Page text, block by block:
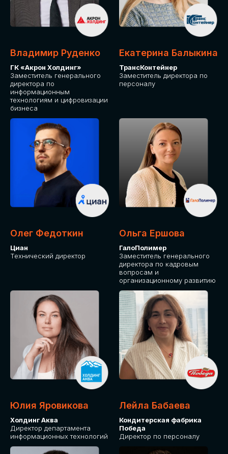
Владимир Руденко
ГК «Акрон Холдинг»
Заместитель генерального
директора по
информационным
технологиям и цифровизации
бизнеса
Екатерина Балыкина
ТрансКонтейнер
Заместитель директора по
персоналу
Олег Федоткин
Циан
Технический директор
Ольга Ершова
ГалоПолимер
Заместитель генерального
директора по кадровым
вопросам и
организационному развитию
Юлия Яровикова
Холдинг Аква
Директор департамента
информационных технологий
Лейла Бабаева
Кондитерская фабрика
Победа
Директор по персоналу